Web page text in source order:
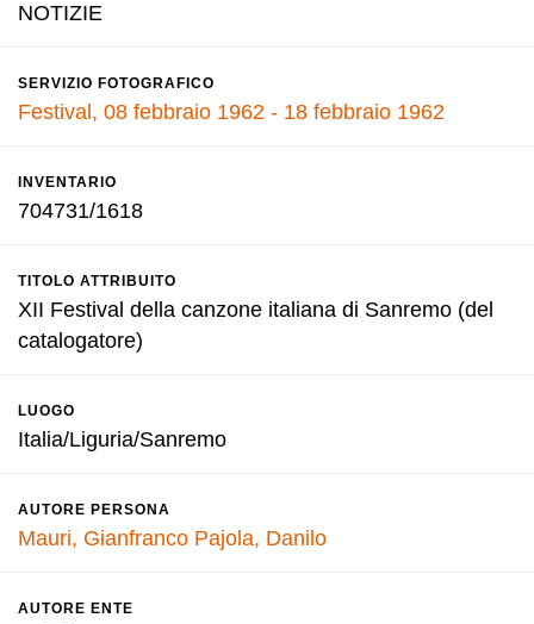
NOTIZIE
SERVIZIO FOTOGRAFICO
Festival, 08 febbraio 1962 - 18 febbraio 1962
INVENTARIO
704731/1618
TITOLO ATTRIBUITO
XII Festival della canzone italiana di Sanremo (del
catalogatore)
LUOGO
Italia/Liguria/Sanremo
AUTORE PERSONA
Mauri, Gianfranco Pajola, Danilo
AUTORE ENTE